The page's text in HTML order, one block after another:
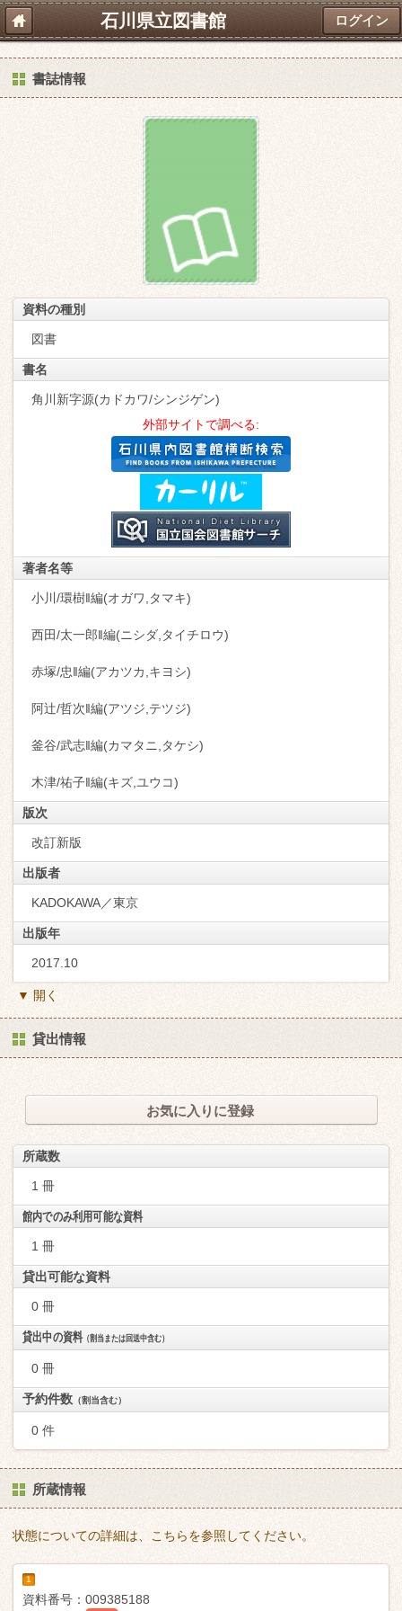
石川県立図書館 ログイン
書誌情報
資料の種別
図書
書名
角川新字源(カドカワ/シンジゲン)
外部サイトで調べる:
著者名等
小川/環樹‖編(オガワ,タマキ)
西田/太一郎‖編(ニシダ,タイチロウ)
赤塚/忠‖編(アカツカ,キヨシ)
阿辻/哲次‖編(アツジ,テツジ)
釜谷/武志‖編(カマタニ,タケシ)
木津/祐子‖編(キズ,ユウコ)
版次
改訂新版
出版者
KADOKAWA／東京
出版年
2017.10
▼ 開く
貸出情報
お気に入りに登録
所蔵数
1 冊
館内でのみ利用可能な資料
1 冊
貸出可能な資料
0 冊
貸出中の資料（割当または回送中含む）
0 冊
予約件数 （割当含む）
0 件
所蔵情報
状態についての詳細は、こちらを参照してください。
1
資料番号： 009385188